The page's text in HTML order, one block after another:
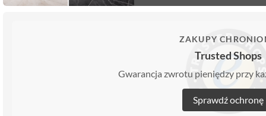
ZAKUPY
Trusted Shops
Gwarancja zwrotu pieniędzy przy
Sprawdź ochronę